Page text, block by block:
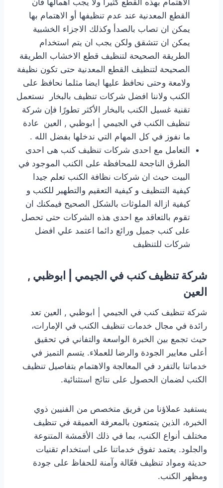
القطع المعدنية عند عدم تنظيفها أو الاهتمام بها
يمكن ان تصاب بالصدأ وكذلك الاجزاء الخشبية
يمكن ان تتشقق ولكن يجب ان يتم استخدام
الطريقة الصحيحة لتنظيف قطع الاخشاب الطريقة
الصحيحة لتنظيف القطع المعدنية حتى تكون نظيفة
ولامعة وحتى نحافظ عليها ايضا مثلما نحافظ على
الكنب ولاننا افضل شركات تنظيف بالبخار نستعمل
تقنية غسيل الكنب بالبخار الأكثر تطورًا فإن شركة
تنظيف الكنب في الجيمي | ابوظبي , العين عادة
ما نفوز في كل المهام التي ندخلها بفضل الله .
التعامل مع احدى شركات تنظيف كنب هى احدى
الطرق الناجحة للمحافظة على الكنب الموجود في
البيت حيث ان شركات نظافة الكنب تعلم جيدا
كيفية التنظيف و كيفية التعقيم والتطهير للكنب و
كيفية ازالة الملوثات بالشكل الصحيح فيمكنك ان
تقوم بالتعاقد مع احدى هذه الشركات حتى تحصل
على كنب جميل ورائع دائما اعتمد علي افضل
شركات للتنظيف
شركة تنظيف كنب في الجيمي | ابوظبي ,
العين
شركة تنظيف كنب في الجيمي | ابوظبي , العين تعد
رائدة في مجال خدمات تنظيف الكنب في الإمارات،
حيث تجمع بين الخبرة الواسعة والتفاني في تحقيق
أعلى معايير الجودة والرضا للعملاء. يتسم التميز في
خدماتنا بالتفرد في المعالجة والاهتمام بتفاصيل تنظيف
الكنب لضمان الحصول على نتائج استثنائية.
يستفيد عملاؤنا من فريق متخصص من الفنيين ذوي
الخبرة، الذين يتمتعون بالمعرفة العميقة في تنظيف
مختلف أنواع الكنب، بما في ذلك الأقمشة المتنوعة
والجلود. يعتمد تفوق خدماتنا على استخدام تقنيات
حديثة ومواد تنظيف فعّالة وآمنة للحفاظ على جودة
ومظهر الكنب.